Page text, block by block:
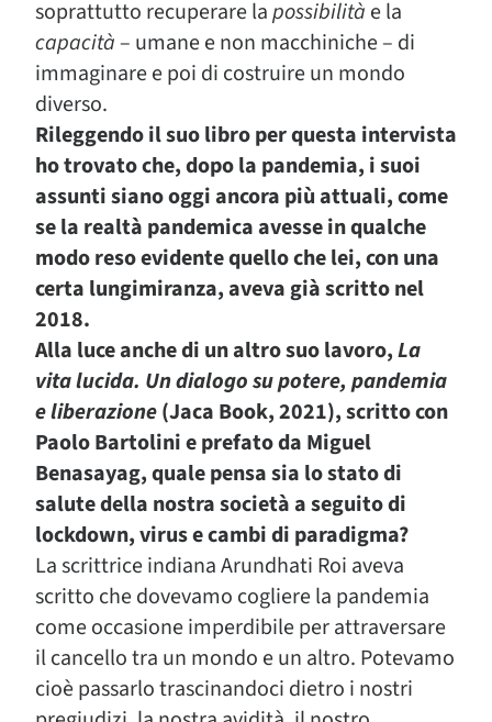
soprattutto recuperare lapossibilità e la
capacità – umane e non macchiniche – di
immaginare e poi di costruire un mondo
diverso.
Rileggendo il suo libro per questa intervista
ho trovato che, dopo la pandemia, i suoi
assunti siano oggi ancora più attuali, come
se la realtà pandemica avesse in qualche
modo reso evidente quello che lei, con una
certa lungimiranza, aveva già scritto nel
2018.
Alla luce anche di un altro suo lavoro,La
vita lucida. Un dialogo su potere, pandemia
e liberazione(Jaca Book, 2021), scritto con
Paolo Bartolini e prefato da Miguel
Benasayag, quale pensa sia lo stato di
salute della nostra società a seguito di
lockdown, virus e cambi di paradigma?
La scrittrice indiana Arundhati Roi aveva
scritto che dovevamo cogliere la pandemia
come occasione imperdibile per attraversare
il cancello tra un mondo e un altro. Potevamo
cioè passarlo trascinandoci dietro i nostri